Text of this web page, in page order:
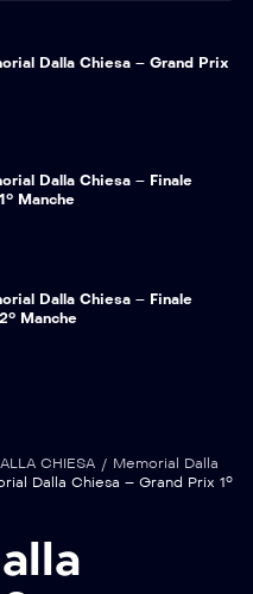
Dalla Chiesa – Grand Prix
Dalla Chiesa – Finale
Manche
Dalla Chiesa – Finale
Manche
Sassi
CHIESA / Memorial Dalla
Dalla Chiesa – Grand Prix 1°